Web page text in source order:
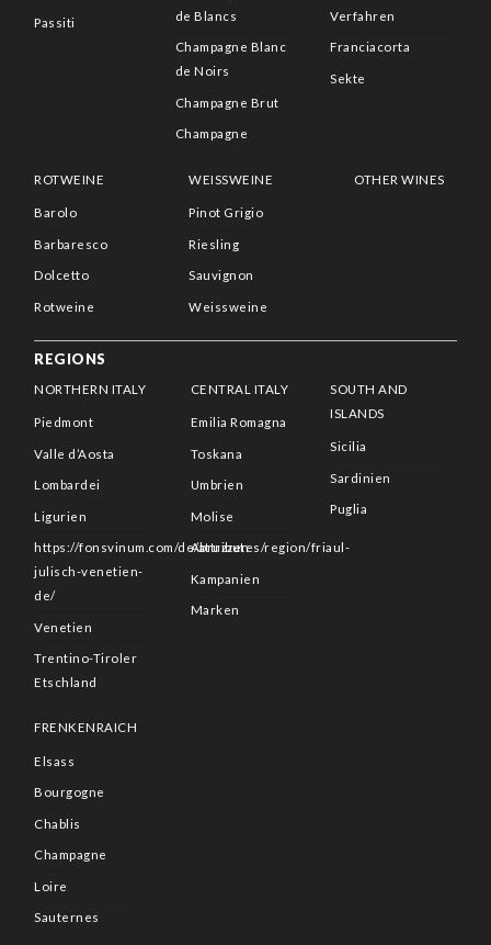
Passiti
de Blancs
Champagne Blanc
de Noirs
Champagne Brut
Champagne
Verfahren
Franciacorta
Sekte
ROTWEINE
Barolo
Barbaresco
Dolcetto
Rotweine
WEISSWEINE
Pinot Grigio
Riesling
Sauvignon
Weissweine
OTHER WINES
REGIONS
NORTHERN ITALY
Piedmont
Valle d’Aosta
Lombardei
Ligurien
https://fonsvinum.com/de/attributes/region/friaul-
julisch-venetien-
de/
Venetien
Trentino-Tiroler
Etschland
CENTRAL ITALY
Emilia Romagna
Toskana
Umbrien
Molise
Abruzzen
Kampanien
Marken
SOUTH AND
ISLANDS
Sicilia
Sardinien
Puglia
FRENKENRAICH
Elsass
Bourgogne
Chablis
Champagne
Loire
Sauternes